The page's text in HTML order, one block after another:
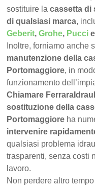
sostituire lacassetta di
di qualsiasi marca,
Geberit,Grohe, Pucci e
Inoltre, forniamo anche
manutenzione della
Portomaggiore, in
funzionamento
Chiamare
sostituzione della
Portomaggiore ha
intervenire
qualsiasi problema
trasparenti, senza costi
lavoro.
Non perdere altro